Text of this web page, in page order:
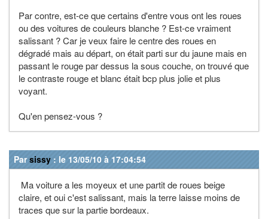
Par contre, est-ce que certains d'entre vous ont les roues
ou des voitures de couleurs blanche ? Est-ce vraiment
salissant ? Car je veux faire le centre des roues en
dégradé mais au départ, on était parti sur du jaune mais en
passant le rouge par dessus la sous couche, on trouvé que
le contraste rouge et blanc était bcp plus jolie et plus
voyant.
Qu'en pensez-vous ?
Parsissy : le 13/05/10 à 17:04:54
Ma voiture a les moyeux et une partit de roues beige
claire, et oui c'est salissant, mais la terre laisse moins de
traces que sur la partie bordeaux.